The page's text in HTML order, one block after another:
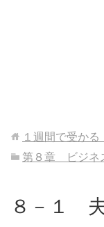
１週間で受か
第８章 ビジネ
８－１